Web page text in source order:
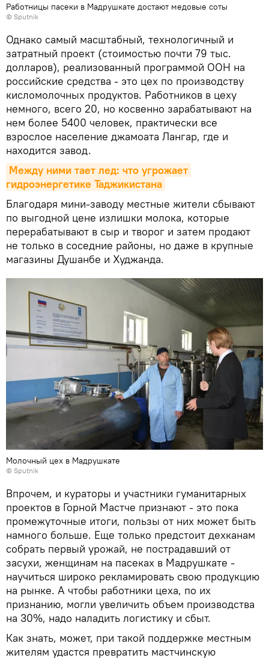
Работницы пасеки в Мадрушкате достают медовые соты
© Sputnik
Однако самый масштабный, технологичный и
затратный проект (стоимостью почти 79 тыс.
долларов), реализованный программой ООН на
российские средства - это цех по производству
кисломолочных продуктов. Работников в цеху
немного, всего 20, но косвенно зарабатывают на
нем более 5400 человек, практически все
взрослое население джамоата Лангар, где и
находится завод.
Между ними тает лед: что угрожает
гидроэнергетике Таджикистана
Благодаря мини-заводу местные жители сбывают
по выгодной цене излишки молока, которые
перерабатывают в сыр и творог и затем продают
не только в соседние районы, но даже в крупные
магазины Душанбе и Худжанда.
Молочный цех в Мадрушкате
© Sputnik
Впрочем, и кураторы и участники гуманитарных
проектов в Горной Мастче признают - это пока
промежуточные итоги, пользы от них может быть
намного больше. Еще только предстоит дехканам
собрать первый урожай, не пострадавший от
засухи, женщинам на пасеках в Мадрушкате -
научиться широко рекламировать свою продукцию
на рынке. А чтобы работники цеха, по их
признанию, могли увеличить объем производства
на 30%, надо наладить логистику и сбыт.
Как знать, может, при такой поддержке местным
жителям удастся превратить мастчинскую